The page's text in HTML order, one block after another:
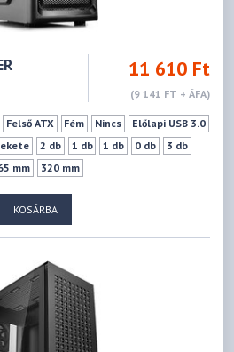
11 610 Ft
(9 141 FT + ÁFA)
Felső ATX Fém Nincs
Előlapi USB 3.0
2 db 1 db 1 db 0 db
3 db
mm
320 mm
KOSÁRBA